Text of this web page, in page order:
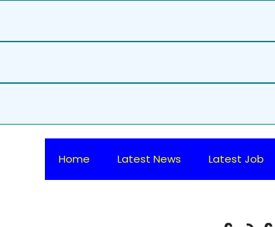
Home Latest News Latest Job